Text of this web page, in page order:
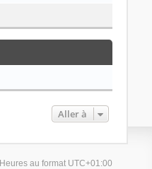
Aller à
Heures au format UTC+01:00